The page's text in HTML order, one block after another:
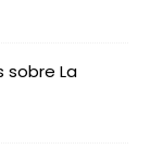
sobre La